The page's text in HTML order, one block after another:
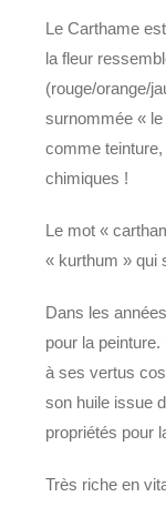
Le Carthame
la fleur
(rouge/orange/
surnommée «
comme
chimiques !
Le mot «
« kurthum » qui
Dans les
pour la
à ses vertus
son huile issue
propriétés pour
Très riche en